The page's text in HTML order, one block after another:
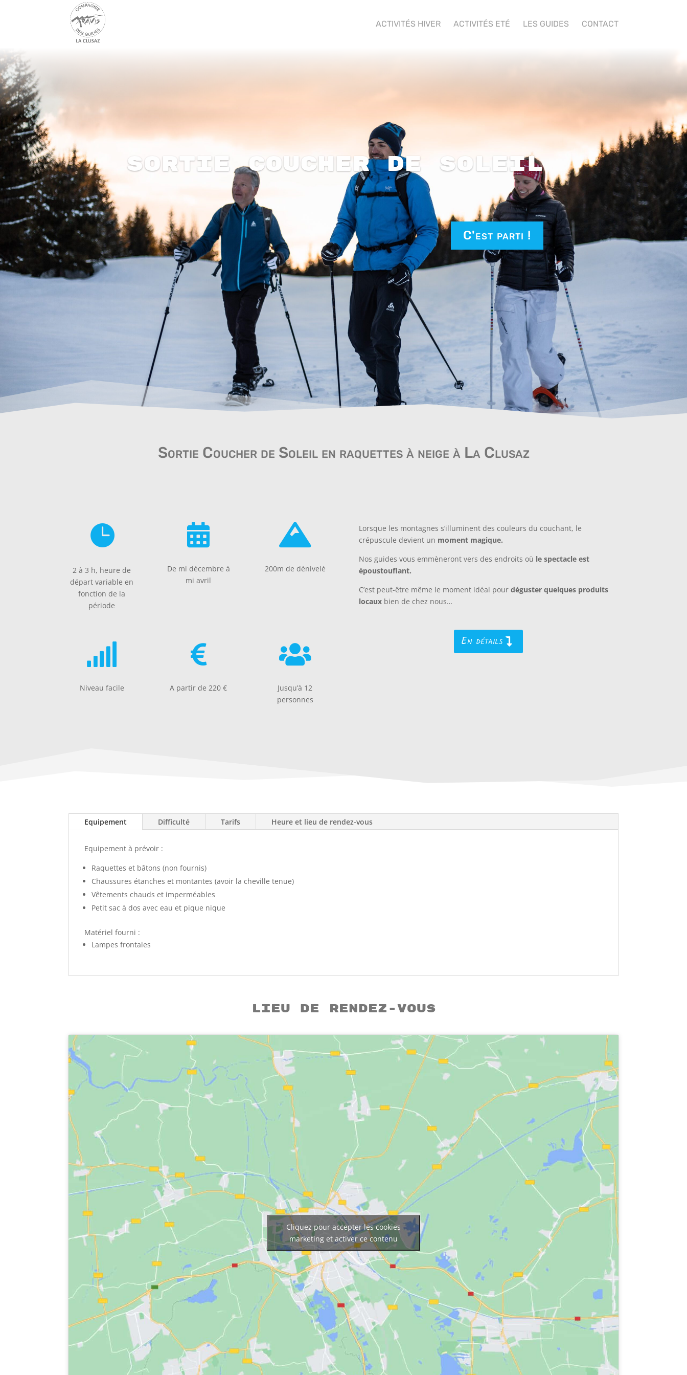
ACTIVITÉS HIVER ACTIVITÉS ETÉ LES GUIDES CONTACT
Sortie Coucher de Soleil
C'est parti !
Sortie Coucher de Soleil en raquettes à neige à La Clusaz

2 à 3 h, heure de
départ variable en
fonction de la
période

De mi décembre à
mi avril

200m de dénivelé

Niveau facile

A partir de 220 €

Jusqu’à 12
personnes
Lorsque les montagnes s’illuminent des couleurs du couchant, le
crépuscule devient un moment magique.
Nos guides vous emmèneront vers des endroits où le spectacle est
époustouflant.
C’est peut-être même le moment idéal pour déguster quelques produits
locauxbien de chez nous…
En détails
Equipement Difficulté Tarifs Heure et lieu de rendez-vous
Equipement à prévoir :
Raquettes et bâtons (non fournis)
Chaussures étanches et montantes (avoir la cheville tenue)
Vêtements chauds et imperméables
Petit sac à dos avec eau et pique nique
Matériel fourni :
Lampes frontales
Lieu de rendez-vous
Cliquez pour accepter les cookies
marketing et activer ce contenu